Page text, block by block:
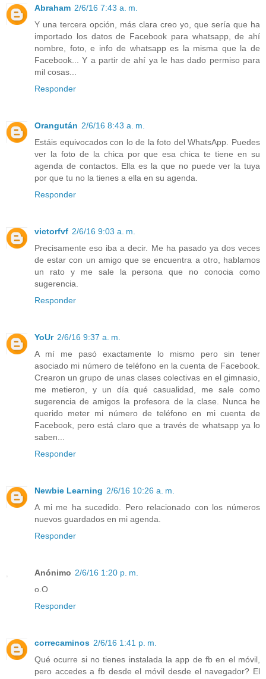
Abraham 2/6/16 7:43 a. m.
Y una tercera opción, más clara creo yo, que sería que ha
importado los datos de Facebook para whatsapp, de ahí
nombre, foto, e info de whatsapp es la misma que la de
Facebook... Y a partir de ahí ya le has dado permiso para
mil cosas...
Responder
Orangután 2/6/16 8:43 a. m.
Estáis equivocados con lo de la foto del WhatsApp. Puedes
ver la foto de la chica por que esa chica te tiene en su
agenda de contactos. Ella es la que no puede ver la tuya
por que tu no la tienes a ella en su agenda.
Responder
victorfvf 2/6/16 9:03 a. m.
Precisamente eso iba a decir. Me ha pasado ya dos veces
de estar con un amigo que se encuentra a otro, hablamos
un rato y me sale la persona que no conocia como
sugerencia.
Responder
YoUr 2/6/16 9:37 a. m.
A mí me pasó exactamente lo mismo pero sin tener
asociado mi número de teléfono en la cuenta de Facebook.
Crearon un grupo de unas clases colectivas en el gimnasio,
me metieron, y un día qué casualidad, me sale como
sugerencia de amigos la profesora de la clase. Nunca he
querido meter mi número de teléfono en mi cuenta de
Facebook, pero está claro que a través de whatsapp ya lo
saben...
Responder
Newbie Learning 2/6/16 10:26 a. m.
A mi me ha sucedido. Pero relacionado con los números
nuevos guardados en mi agenda.
Responder
Anónimo 2/6/16 1:20 p. m.
o.O
Responder
correcaminos 2/6/16 1:41 p. m.
Qué ocurre si no tienes instalada la app de fb en el móvil,
pero accedes a fb desde el móvil desde el navegador? El